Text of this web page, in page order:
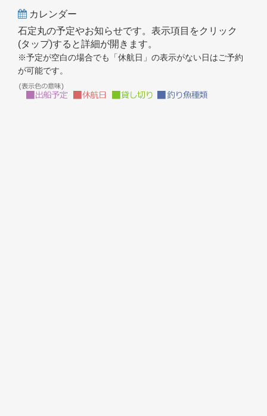
カレンダー
石定丸の予定やお知らせです。表示項目をクリック
(タップ)すると詳細が開きます。
※予定が空白の場合でも「休航日」の表示がない日はご予約
が可能です。